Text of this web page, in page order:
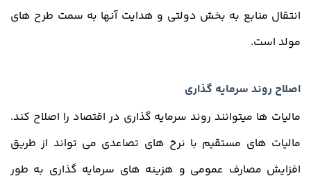
انتقال منابع به بخش دولتی و هدایت آنها به سمت طرح ­های
مولد است.
اصلاح روند سرمایه گذاری
مالیات­ ها میتوانند روند سرمایه­ گذاری در اقتصاد را اصلاح کند.
مالیات­ های مستقیم با نرخ­ های تصاعدی می­ تواند از طریق
افزایش مصارف عمومی و هزینه ­های سرمایه ­گذاری به طور